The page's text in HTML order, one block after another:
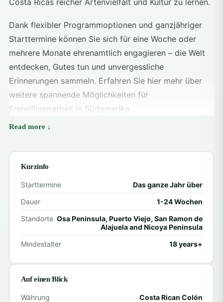
Costa Ricas reicher Artenvielfalt und Kultur zu lernen.
Dank flexibler Programmoptionen und ganzjähriger
Starttermine können Sie sich für eine Woche oder
mehrere Monate ehrenamtlich engagieren – die Welt
entdecken, Gutes tun und unvergessliche
Erinnerungen sammeln. Erfahren Sie hier mehr über
weitere spannende Möglichkeiten für
Freiwilligenarbeit in Südamerika
bereichernde Freiwilligenprogramme mit den
Schwerpunkten Gemeindeentwicklung, Bildung,
Tierschutz und Umweltschutz. Ob Sie mit Kindern
arbeiten, bedrohte Tierarten schützen oder
Nachhaltigkeitsprojekte unterstützen möchten – wir
Ehrenamtliche Mitarbeit in der Kinderbetreuung
Kurzinfo
Starttermine
Das ganze Jahr über
Dauer
1-24 Wochen
Standorte Osa Peninsula, Puerto Viejo, San Ramon de
Alajuela and Nicoya Peninsula
Mindestalter
18 years+
Auf einen Blick
Währung
Costa Rican Colón